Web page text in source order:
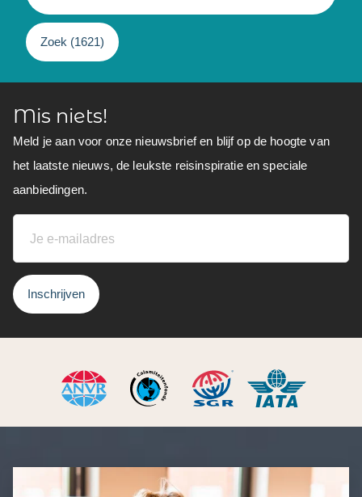
Zoek (1621)
Mis niets!
Meld je aan voor onze nieuwsbrief en blijf op de hoogte van
het laatste nieuws, de leukste reisinspiratie en speciale
aanbiedingen.
Inschrijven